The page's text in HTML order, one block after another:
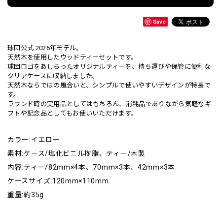
Save
球団公式 2026年モデル。
天然木を使用したウッドティーセットです。
球団ロゴをあしらったオリジナルティーを、持ち運びや保管に便利な
クリアケースに収納しました。
天然木ならではの風合いと、シンプルで使いやすいデザインが特長で
す。
ラウンド時の実用品としてはもちろん、消耗品でありながら気軽なギ
フトや記念品としてもお使いいただけます。
カラー:イエロー
素材:ケース/塩化ビニル樹脂、ティー/木製
内容:ティー/82mm×4本、70mm×3本、42mm×3本
ケースサイズ:120mm×110mm
重量:約35g